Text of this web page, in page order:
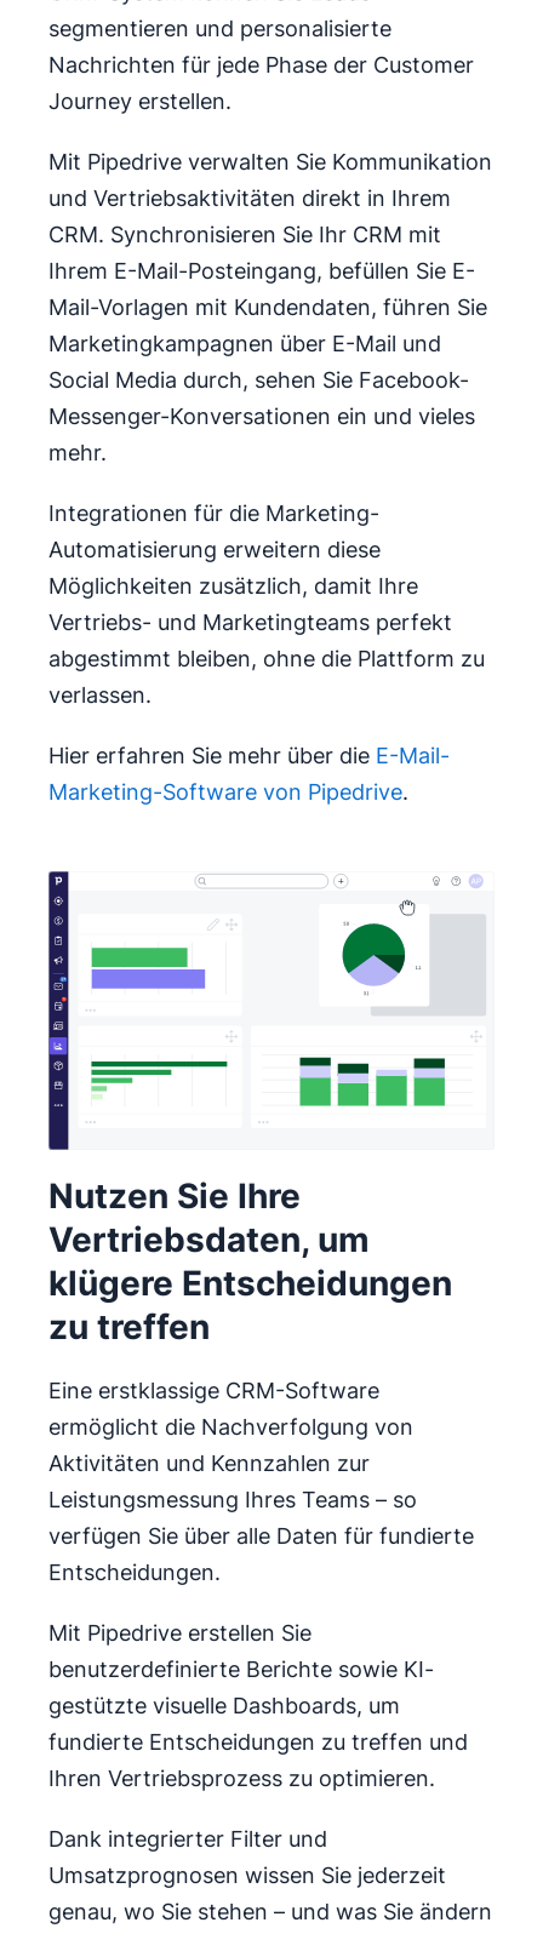
segmentieren und personalisierte
Nachrichten für jede Phase der Customer
Journey erstellen.
Mit Pipedrive verwalten Sie Kommunikation
und Vertriebsaktivitäten direkt in Ihrem
CRM. Synchronisieren Sie Ihr CRM mit
Ihrem E-Mail-Posteingang, befüllen Sie E-
Mail-Vorlagen mit Kundendaten, führen Sie
Marketingkampagnen über E-Mail und
Social Media durch, sehen Sie Facebook-
Messenger-Konversationen ein und vieles
mehr.
Integrationen für die Marketing-
Automatisierung erweitern diese
Möglichkeiten zusätzlich, damit Ihre
Vertriebs- und Marketingteams perfekt
abgestimmt bleiben, ohne die Plattform zu
verlassen.
Hier erfahren Sie mehr über die E-Mail-
Marketing-Software von Pipedrive.
Nutzen Sie Ihre
Vertriebsdaten, um
klügere Entscheidungen
zu treffen
Eine erstklassige CRM-Software
ermöglicht die Nachverfolgung von
Aktivitäten und Kennzahlen zur
Leistungsmessung Ihres Teams – so
verfügen Sie über alle Daten für fundierte
Entscheidungen.
Mit Pipedrive erstellen Sie
benutzerdefinierte Berichte sowie KI-
gestützte visuelle Dashboards, um
fundierte Entscheidungen zu treffen und
Ihren Vertriebsprozess zu optimieren.
Dank integrierter Filter und
Umsatzprognosen wissen Sie jederzeit
genau, wo Sie stehen – und was Sie ändern